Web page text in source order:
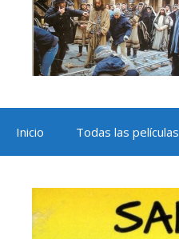
Inicio Todas las películas